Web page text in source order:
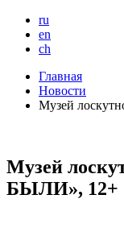
ru
en
ch
Главная
Новости
Музей
Музей
БЫЛИ», 12+